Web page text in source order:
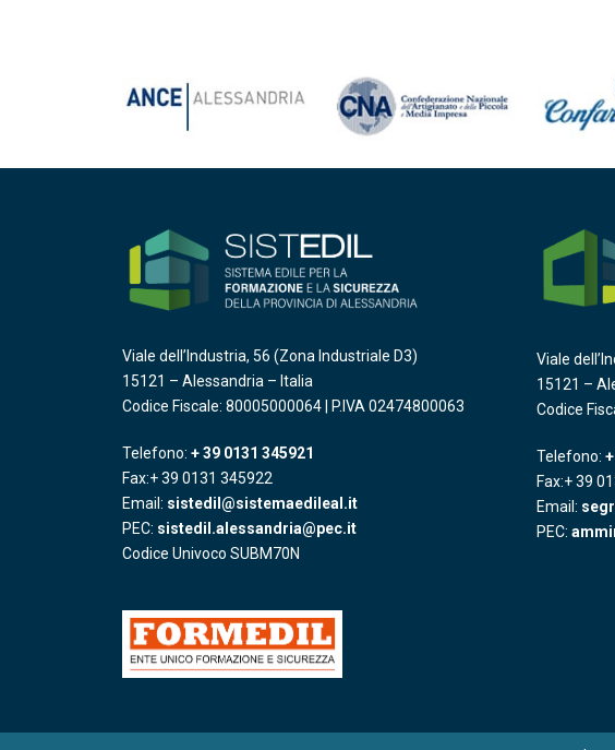
Viale dell’Industria, 56 (Zona Industriale D3)
15121 – Alessandria – Italia
Codice Fiscale: 80005000064 | P.IVA 02474800063
Telefono: + 39 0131 345921
Fax:+ 39 0131 345922
Email: sistedil@sistemaedileal.it
PEC: sistedil.alessandria@pec.it
Codice Univoco SUBM70N
Viale
15121 –
Codice
Telefono:
Fax:+ 39
Email:
PEC: